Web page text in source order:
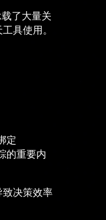
了大量关
具使用。
定
的重要内
决策效率